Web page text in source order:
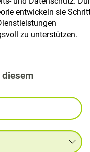
entwickeln sie
zu unterstützen.